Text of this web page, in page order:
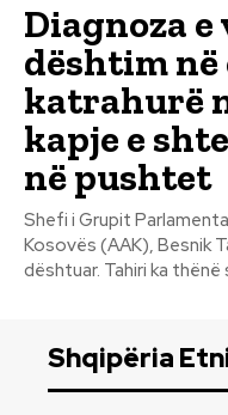
Diagnoza
dështim në
katrahurë
kapje e
në pushtet
Shefi i Grupit
Kosovës (AAK), Besnik
dështuar. Tahiri ka
Shqipëria